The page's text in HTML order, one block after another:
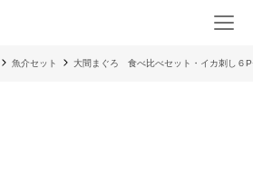
魚介セット 大間まぐろ 食べ比べセット・イカ刺し６P